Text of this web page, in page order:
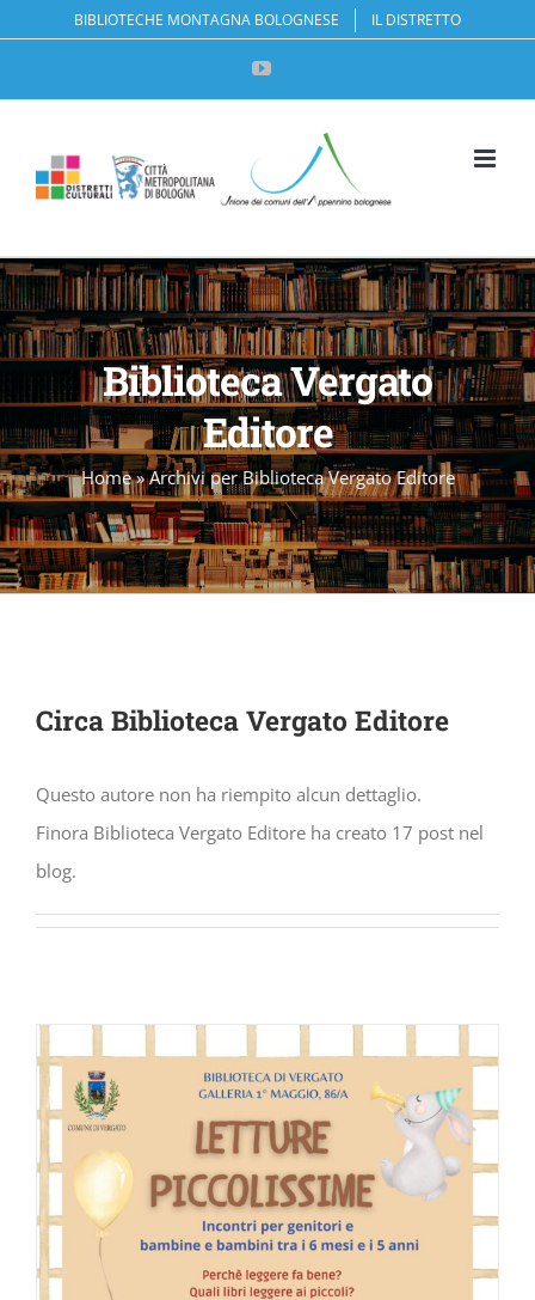
Apri la
contenuto
BIBLIOTECHE MONTAGNA BOLOGNESE IL DISTRETTO
YouTube
Biblioteca Vergato
Editore
Home»Archivi per Biblioteca Vergato Editore
Circa Biblioteca Vergato Editore
Questo autore non ha riempito alcun dettaglio.
Finora Biblioteca Vergato Editore ha creato 17 post nel
blog.